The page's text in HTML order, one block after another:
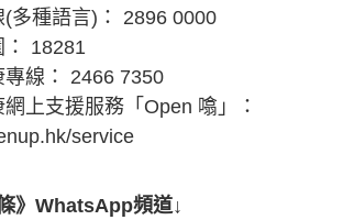
多種語言)： 2896 0000
18281
線： 2466 7350
上支援服務「Open 噏」：
service
》WhatsApp頻道↓